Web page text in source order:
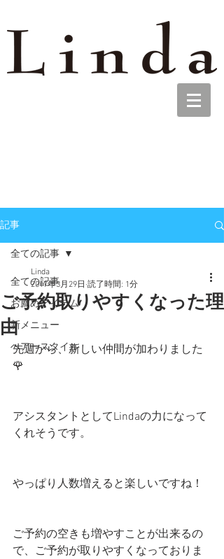
記事
全ての記事
お薦めアイテム
新メニュー
ヘアースタイル
全ての記事
ご予約取りやすくなった理
由
Linda
2017年3月29日 読了時間: 1分
先週から、新しい仲間が加わりました
🌹
アシスタントとしてLindaの力になって
くれそうです。
やっぱり人数増えると楽しいですね！
ご予約の空きも増やすことが出来るの
で、ご予約が取りやすくなっておりま